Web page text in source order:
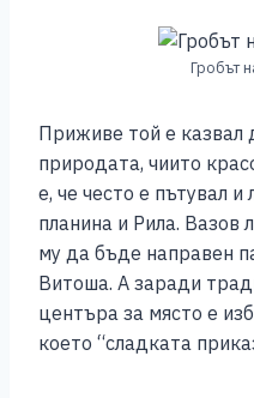
Гробът
Приживе той е казвал
природата, чиито
е, че често е пътувал
планина и Рила. Вазов
му да бъде направен
Витоша. А заради
центъра за място е
което “сладката